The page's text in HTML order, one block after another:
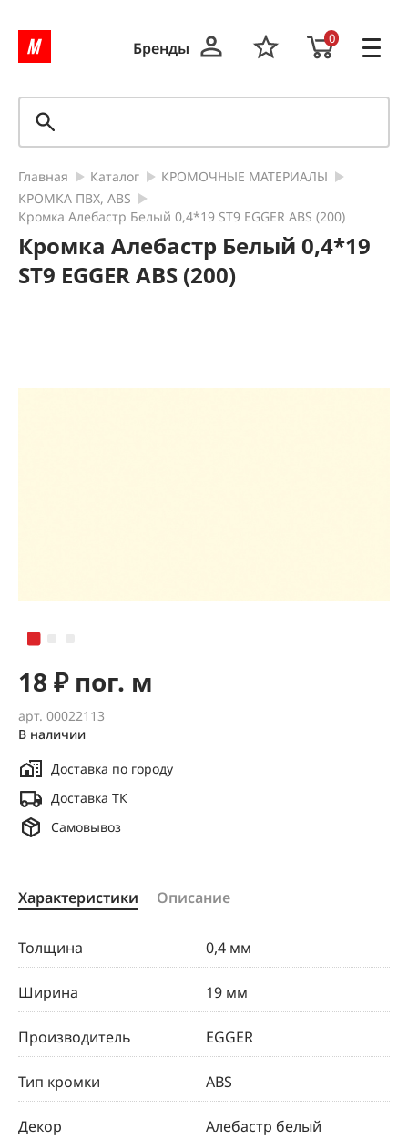
Бренды
0
Главная Каталог
КРОМОЧНЫЕ МАТЕРИАЛЫ
КРОМКА ПВХ, ABS
Кромка Алебастр Белый 0,4*19 ST9 EGGER ABS (200)
Кромка Алебастр Белый 0,4*19
ST9 EGGER ABS (200)
арт. 00022113
В наличии
Доставка по городу
Доставка ТК
Самовывоз
18 ₽ пог. м
Характеристики Описание
Толщина 0,4 мм
Ширина 19 мм
Производитель EGGER
Тип кромки ABS
Декор Алебастр белый